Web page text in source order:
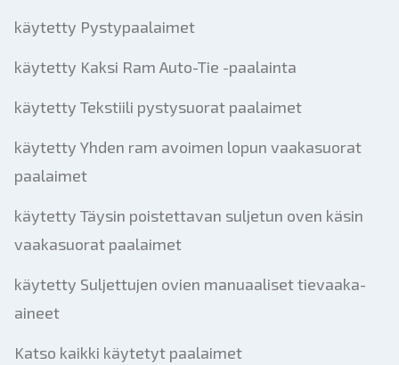
käytetty Pystypaalaimet
käytetty Kaksi Ram Auto-Tie -paalainta
käytetty Tekstiili pystysuorat paalaimet
käytetty Yhden ram avoimen lopun vaakasuorat
paalaimet
käytetty Täysin poistettavan suljetun oven käsin
vaakasuorat paalaimet
käytetty Suljettujen ovien manuaaliset tievaaka-
aineet
Katso kaikki käytetyt paalaimet